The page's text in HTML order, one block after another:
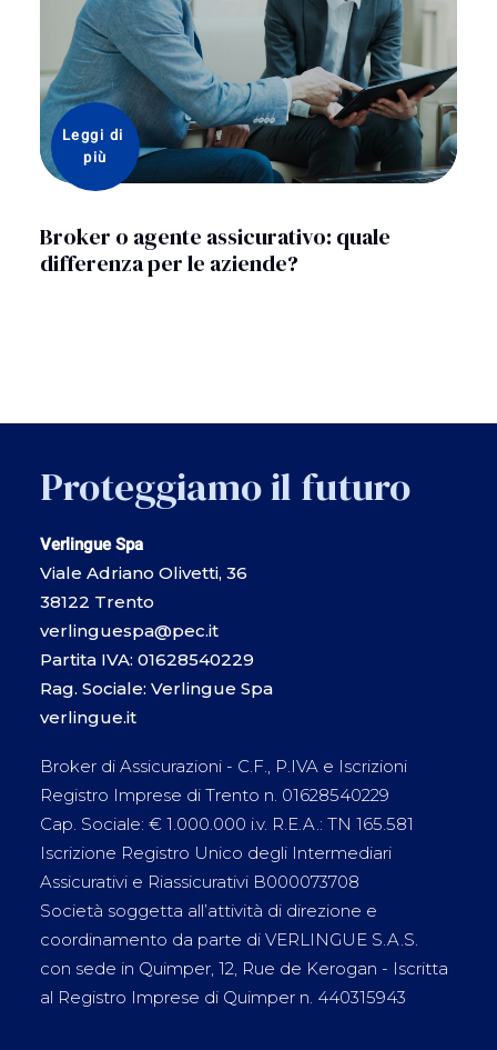
Broker o agente assicurativo: quale
differenza per le aziende?
Leggi di
più
Proteggiamo il futuro
Verlingue Spa
Viale Adriano Olivetti, 36
38122 Trento
verlinguespa@pec.it
Partita IVA: 01628540229
Rag. Sociale: Verlingue Spa
verlingue.it
Broker di Assicurazioni - C.F., P.IVA e Iscrizioni
Registro Imprese di Trento n. 01628540229
Cap. Sociale: € 1.000.000 i.v. R.E.A.: TN 165.581
Iscrizione Registro Unico degli Intermediari
Assicurativi e Riassicurativi B000073708
Società soggetta all’attività di direzione e
coordinamento da parte di VERLINGUE S.A.S.
con sede in Quimper, 12, Rue de Kerogan - Iscritta
al Registro Imprese di Quimper n. 440315943